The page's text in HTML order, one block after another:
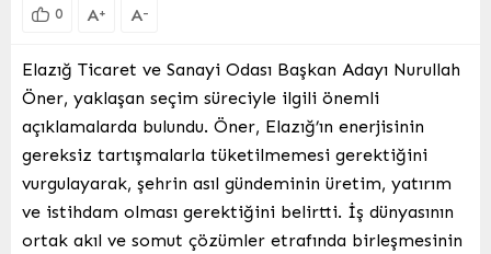
0 A+ A-
Elazığ Ticaret ve Sanayi Odası Başkan Adayı Nurullah
Öner, yaklaşan seçim süreciyle ilgili önemli
açıklamalarda bulundu. Öner, Elazığ’ın enerjisinin
gereksiz tartışmalarla tüketilmemesi gerektiğini
vurgulayarak, şehrin asıl gündeminin üretim, yatırım
ve istihdam olması gerektiğini belirtti. İş dünyasının
ortak akıl ve somut çözümler etrafında birleşmesinin